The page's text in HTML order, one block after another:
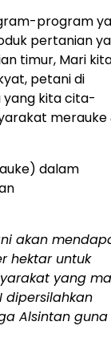
program
pertanian
timur, Mari
petani di
yang kita cita-
merauke
dalam
akan
hektar untuk
yang
dipersilahkan
Alsintan guna